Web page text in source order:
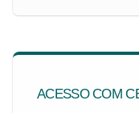
ACESSO COM